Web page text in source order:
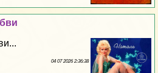
04 07 2026 2:36:38